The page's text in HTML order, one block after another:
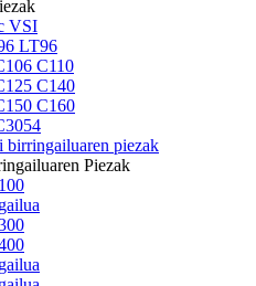
VSI
LT96
C110
C140
C160
birringailuaren piezak
Piezak